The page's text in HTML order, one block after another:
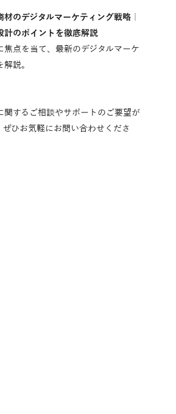
のデジタルマーケティング戦略｜
計のポイントを徹底解説
焦点を当て、最新のデジタルマーケ
説。
関するご相談やサポートのご要望が
ぜひお気軽にお問い合わせくださ